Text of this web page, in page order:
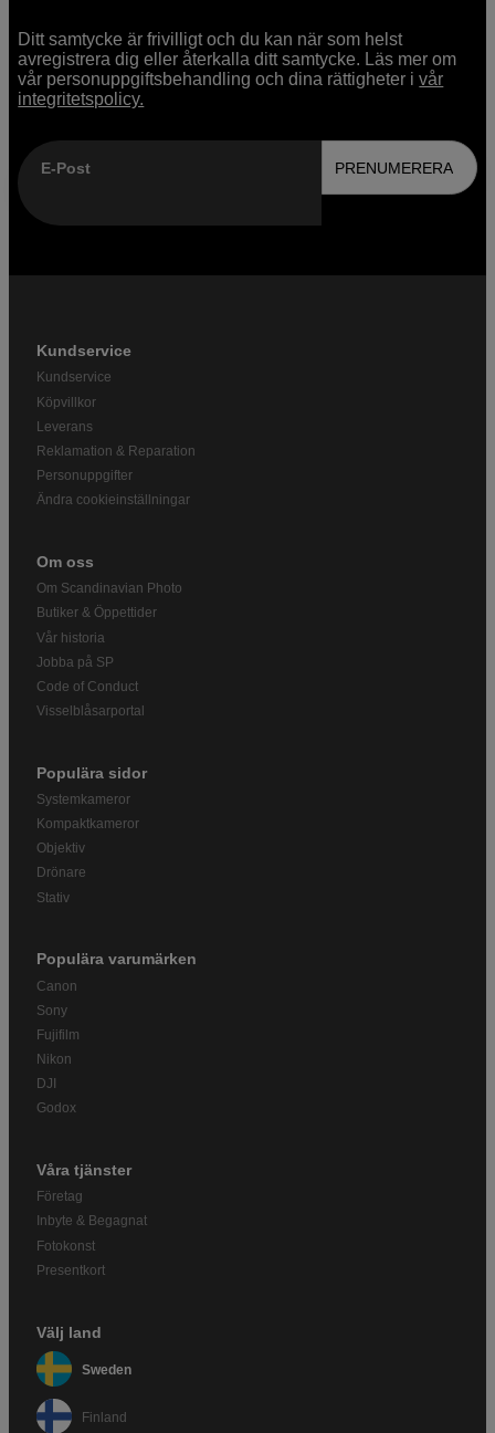
Ditt samtycke är frivilligt och du kan när som helst
avregistrera dig eller återkalla ditt samtycke. Läs mer om
vår personuppgiftsbehandling och dina rättigheter ivår
integritetspolicy.
E-Post PRENUMERERA
Kundservice
Kundservice
Köpvillkor
Leverans
Reklamation & Reparation
Personuppgifter
Ändra cookieinställningar
Om oss
Om Scandinavian Photo
Butiker & Öppettider
Vår historia
Jobba på SP
Code of Conduct
Visselblåsarportal
Populära sidor
Systemkameror
Kompaktkameror
Objektiv
Drönare
Stativ
Populära varumärken
Canon
Sony
Fujifilm
Nikon
DJI
Godox
Våra tjänster
Företag
Inbyte & Begagnat
Fotokonst
Presentkort
Välj land
Sweden
Finland